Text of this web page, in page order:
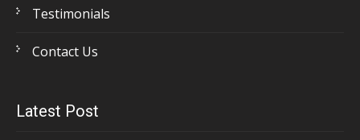
Testimonials
Contact Us
Latest Post